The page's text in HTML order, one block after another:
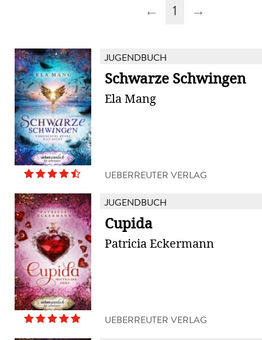
← 1 →
JUGENDBUCH
Schwarze Schwingen
Ela Mang
UEBERREUTER VERLAG
JUGENDBUCH
Cupida
Patricia Eckermann
UEBERREUTER VERLAG